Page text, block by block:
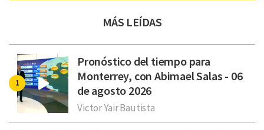
MÁS LEÍDAS
Pronóstico del tiempo para
Monterrey, con Abimael Salas - 06
de agosto 2026
Victor Yair Bautista